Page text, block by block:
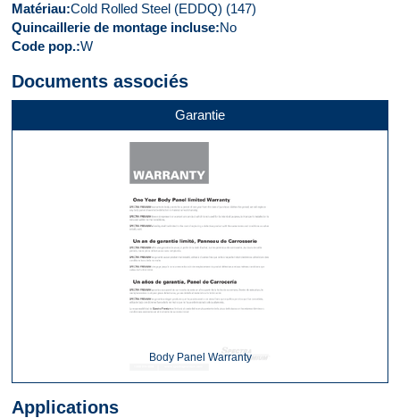
Matériau Cold Rolled Steel (EDDQ) (147)
Quincaillerie de montage incluse No
Code pop. W
Documents associés
Garantie
Body Panel Warranty
Applications